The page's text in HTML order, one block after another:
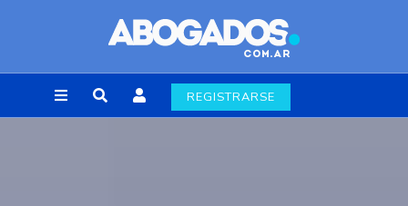
REGISTRARSE